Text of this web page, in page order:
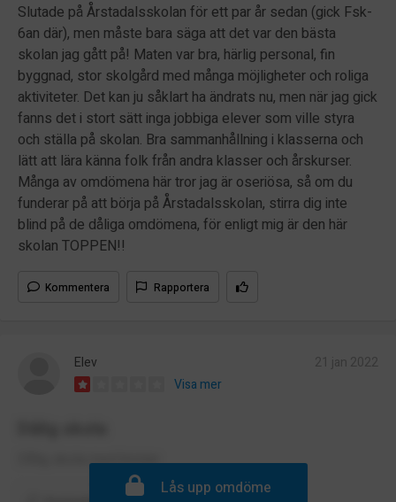
Slutade på Årstadalsskolan för ett par år sedan (gick Fsk-
6an där), men måste bara säga att det var den bästa
skolan jag gått på! Maten var bra, härlig personal, fin
byggnad, stor skolgård med många möjligheter och roliga
aktiviteter. Det kan ju såklart ha ändrats nu, men när jag gick
fanns det i stort sätt inga jobbiga elever som ville styra
och ställa på skolan. Bra sammanhållning i klasserna och
lätt att lära känna folk från andra klasser och årskurser.
Många av omdömena här tror jag är oseriösa, så om du
funderar på att börja på Årstadalsskolan, stirra dig inte
blind på de dåliga omdömena, för enligt mig är den här
skolan TOPPEN!!
Kommentera Rapportera
Elev
Visa mer
Dålig skola med brister
Lås upp omdöme